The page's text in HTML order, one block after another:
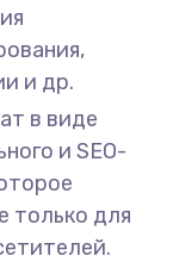
и др.
в виде
и SEO-
только для